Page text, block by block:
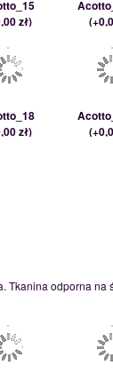
zł)
(
zł)
(
Tkanina odporna na